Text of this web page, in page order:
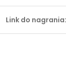
Link do